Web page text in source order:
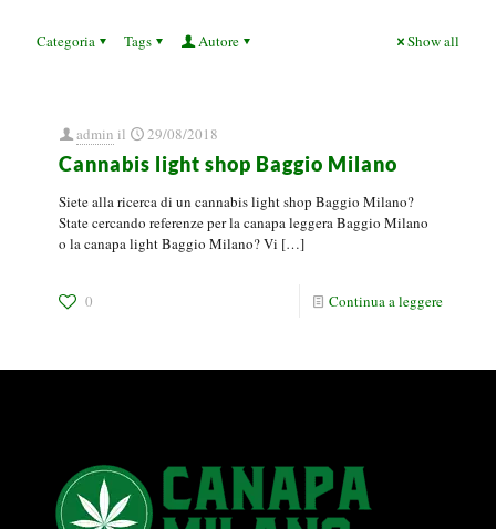
Categoria Tags Autore Show all
admin il 29/08/2018
Cannabis light shop Baggio Milano
Siete alla ricerca di un cannabis light shop Baggio Milano?
State cercando referenze per la canapa leggera Baggio Milano
o la canapa light Baggio Milano? Vi […]
0 Continua a leggere